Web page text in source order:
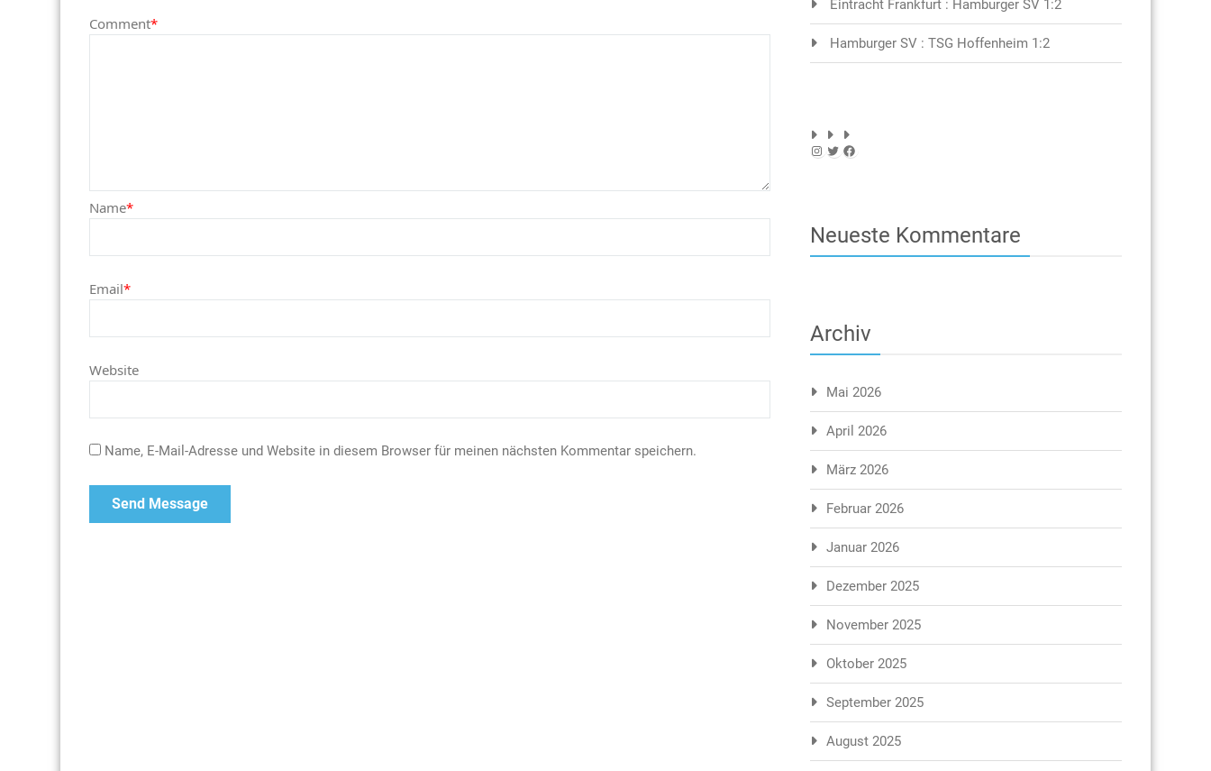
Comment*
Name*
Email*
Website
Name, E-Mail-Adresse und Website in diesem Browser für meinen nächsten Kommentar speichern.
Eintracht Frankfurt : Hamburger SV 1:2
Hamburger SV : TSG Hoffenheim 1:2
Instagram
TwitterFacebook
Neueste Kommentare
Archiv
Mai 2026
April 2026
März 2026
Februar 2026
Januar 2026
Dezember 2025
November 2025
Oktober 2025
September 2025
August 2025